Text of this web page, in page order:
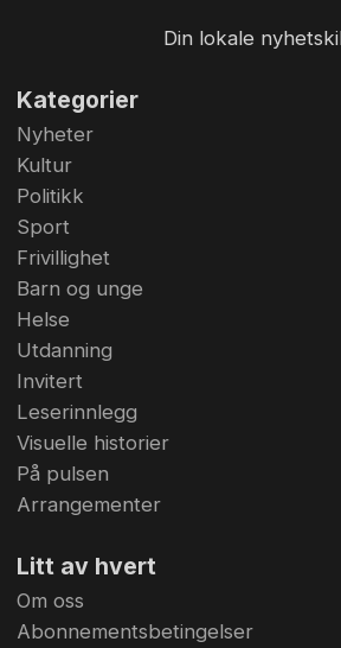
Din lokale
Kategorier
Nyheter
Kultur
Politikk
Sport
Frivillighet
Barn og unge
Helse
Utdanning
Invitert
Leserinnlegg
Visuelle historier
På pulsen
Arrangementer
Litt av hvert
Om oss
Abonnementsbetingelser